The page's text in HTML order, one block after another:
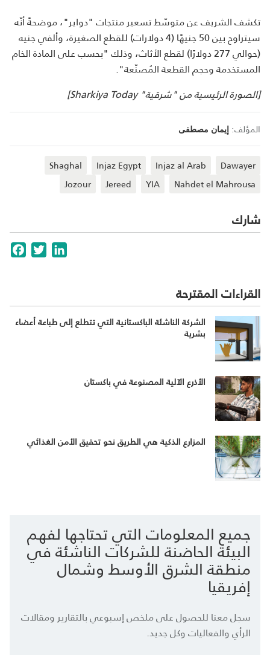
تكشف الشريف عن متوسّط تسعير منتجات "دواير"، موضحةً أنّه
سيتراوح بين 50 جنيهًا (4 دولارات) للقطع الصغيرة، وألفي جنيه
(حوالي 277 دولارًا) لقطع الأثاث، وذلك "بحسب على المادة الخام
المستخدمة وحجم القطعة المُصنّعة".
[الصورة الرئيسية من "شرقية" Sharkiya Today]
المؤلف: إيمان مصطفى
Dawayer
Injaz al Arab
Injaz Egypt
Shaghal
Nahdet el Mahrousa
YIA
Jereed
Jozour
شارك
TwitterLinkedIn
القراءات المقترحة
الشركة الناشئة الباكستانية التي تتطلع إلى طباعة أعضاء
بشرية
الأذرع الآلية المصنوعة في باكستان
المزارع الذكية هي الطريق نحو تحقيق الأمن الغذائي
جميع المعلومات التي تحتاجها لفهم
البيئة الحاضنة للشركات الناشئة في
منطقة الشرق الأوسط وشمال
إفريقيا
سجل معنا للحصول على ملخص إسبوعي بالتقارير ومقالات
الرأي والفعاليات وكل جديد.